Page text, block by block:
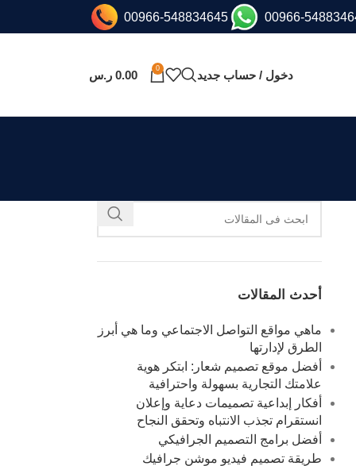
00966-
00966-548834645
دخول / حساب جديد 0
0.00 ر.س
أحدث المقالات
ماهي مواقع التواصل الاجتماعي وما هي أبرز
الطرق لإدارتها
أفضل موقع تصميم شعار: ابتكر هوية
علامتك التجارية بسهولة واحترافية
أفكار إبداعية تصميمات دعاية وإعلان
انستقرام تجذب الانتباه وتحقق النجاح
أفضل برامج التصميم الجرافيكي
طريقة تصميم فيديو موشن جرافيك